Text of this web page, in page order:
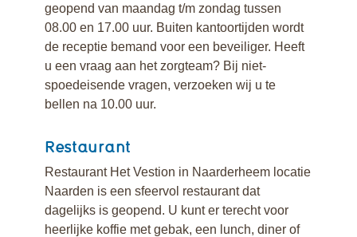
geopend van maandag t/m zondag tussen
08.00 en 17.00 uur. Buiten kantoortijden wordt
de receptie bemand voor een beveiliger. Heeft
u een vraag aan het zorgteam? Bij niet-
spoedeisende vragen, verzoeken wij u te
bellen na 10.00 uur.
Restaurant
Restaurant Het Vestion in Naarderheem locatie
Naarden is een sfeervol restaurant dat
dagelijks is geopend. U kunt er terecht voor
heerlijke koffie met gebak, een lunch, diner of